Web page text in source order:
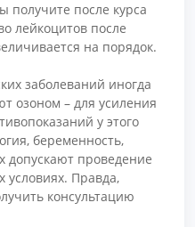
получите после курса
лейкоцитов после
на порядок.
заболеваний иногда
озоном – для усиления
у этого
беременность,
допускают проведение
Правда,
консультацию